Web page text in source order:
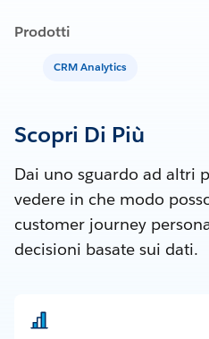
Prodotti
CRM Analytics
Scopri Di Più
Dai uno sguardo ad altri
vedere in che modo
customer journey
decisioni basate sui dati.